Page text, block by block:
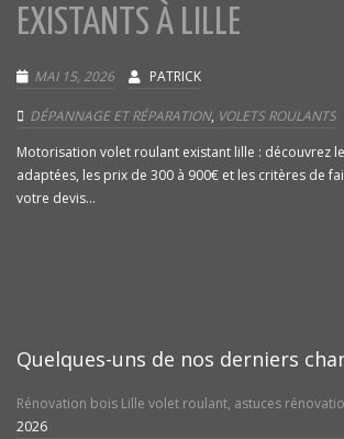
EXISTANTS À LILLE
MAI 15, 2026 PATRICK
DÉPANNAGE ET RÉPARATION, VOLETS ROULANTS
Motorisation volet roulant existant lille : découvrez
adaptées, les prix de 300 à 900€ et les critères de
votre devis...
Quelques-uns de nos derniers
Rénovation bois Lille volet roulant, astuces
2026